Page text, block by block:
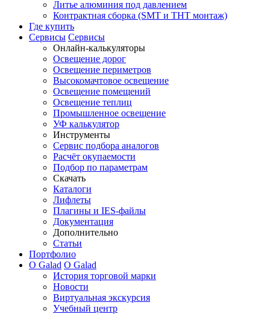
Литье алюминия под давлением
Контрактная сборка (SMT и THT монтаж)
Где купить
Сервисы Сервисы
Онлайн-калькуляторы
Освещение дорог
Освещение периметров
Высокомачтовое освещение
Освещение помещений
Освещение теплиц
Промышленное освещение
УФ калькулятор
Инструменты
Сервис подбора аналогов
Расчёт окупаемости
Подбор по параметрам
Скачать
Каталоги
Лифлеты
Плагины и IES-файлы
Документация
Дополнительно
Статьи
Портфолио
О Galad О Galad
История торговой марки
Новости
Виртуальная экскурсия
Учебный центр